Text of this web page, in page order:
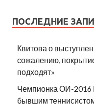
ПОСЛЕДНИЕ
Квитова о
сожалению,
подходят»
Чемпионка ОИ-2016
бывшим